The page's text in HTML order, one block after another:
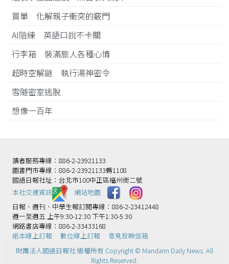
買單 化解親子衝突的竅門
AI陪練 英語口說不卡關
行李箱 裝滿旅人各種心情
超時空解謎 執行湯神密令
雪隧密室逃脫
想像一百年
讀者服務專線：886-2-23921133
圖書門市專線：886-2-23921133轉1108
國語日報社址：台北市100中正區福州街二號
本社交通資訊️
網站地圖
日報、週刊、中學生報訂閱專線：886-2-23412448
週一至週五 上午9:30-12:30 下午1:30-5:30
網路書店專線：886-2-33433168
紙本線上訂報
數位線上訂報
意見反映信箱
財團法人國語日報社 版權所有 Copyright © Mandarin Daily News. All
Rights Reserved.